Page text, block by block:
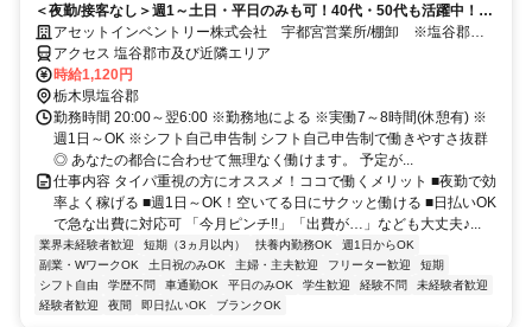
＜夜勤/接客なし＞週1～土日・平日のみも可！40代・50代も活躍中！ド
ライバーできる方歓迎！
アセットインベントリー株式会社 宇都宮営業所/棚卸 ※塩谷郡エ
リア管轄
アクセス 塩谷郡市及び近隣エリア
時給1,120円
栃木県塩谷郡
勤務時間 20:00～翌6:00 ※勤務地による ※実働7～8時間(休憩有) ※
週1日～OK ※シフト自己申告制 シフト自己申告制で働きやすさ抜群
◎ あなたの都合に合わせて無理なく働けます。 予定が...
仕事内容 タイパ重視の方にオススメ！ココで働くメリット ■夜勤で効
率よく稼げる ■週1日～OK！空いてる日にサクッと働ける ■日払いOK
で急な出費に対応可 「今月ピンチ!!」「出費が…」なども大丈夫♪...
業界未経験者歓迎 短期（3ヵ月以内） 扶養内勤務OK
週1日からOK
副業・WワークOK
土日祝のみOK 主婦・主夫歓迎 フリーター歓迎
短期
シフト自由
学歴不問 車通勤OK 平日のみOK 学生歓迎 経験不問
未経験者歓迎
経験者歓迎
夜間 即日払いOK ブランクOK